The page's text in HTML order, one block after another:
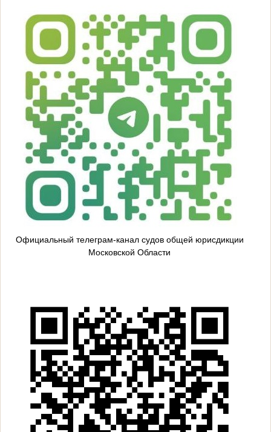
Официальный телеграм-канал судов общей юрисдикции
Московской Области